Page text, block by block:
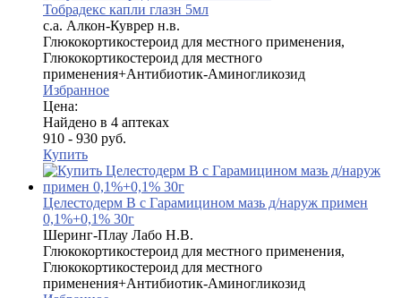
Тобрадекс капли глазн 5мл
с.а. Алкон-Куврер н.в.
Глюкокортикостероид для местного применения,
Глюкокортикостероид для местного
применения+Антибиотик-Аминогликозид
Избранное
Цена:
Найдено в 4 аптеках
910 - 930 руб.
Купить
Целестодерм В с Гарамицином мазь д/наруж примен
0,1%+0,1% 30г
Шеринг-Плау Лабо Н.В.
Глюкокортикостероид для местного применения,
Глюкокортикостероид для местного
применения+Антибиотик-Аминогликозид